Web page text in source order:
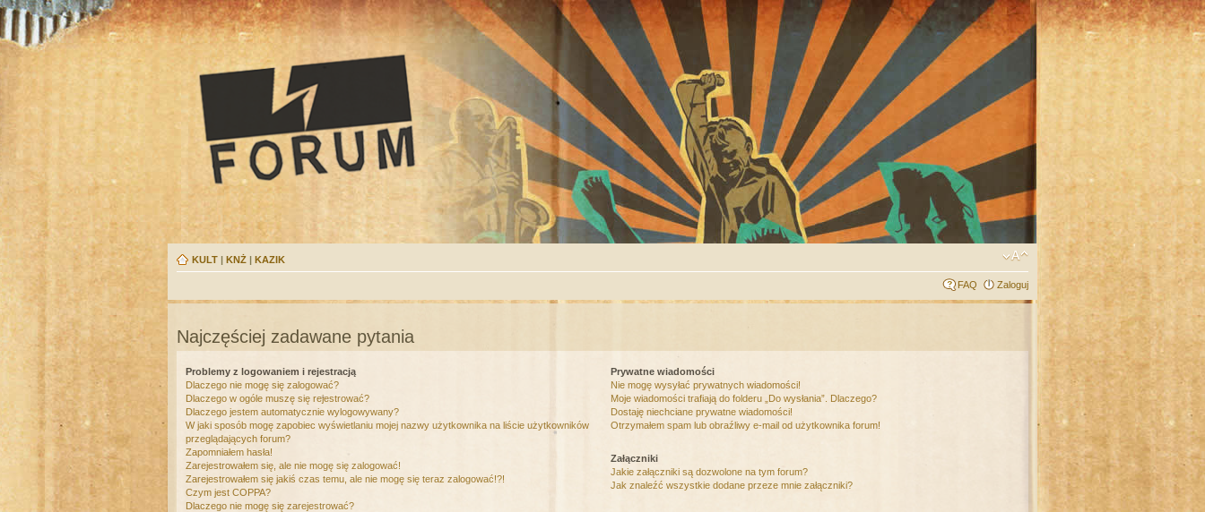
KULT | KNŻ | KAZIK
FAQ Zaloguj
Najczęściej zadawane pytania
Problemy z logowaniem i rejestracją
Dlaczego nie mogę się zalogować?
Dlaczego w ogóle muszę się rejestrować?
Dlaczego jestem automatycznie wylogowywany?
W jaki sposób mogę zapobiec wyświetlaniu mojej nazwy użytkownika na liście użytkowników
przeglądających forum?
Zapomniałem hasła!
Zarejestrowałem się, ale nie mogę się zalogować!
Zarejestrowałem się jakiś czas temu, ale nie mogę się teraz zalogować!?!
Czym jest COPPA?
Dlaczego nie mogę się zarejestrować?
Prywatne wiadomości
Nie mogę wysyłać prywatnych wiadomości!
Moje wiadomości trafiają do folderu „Do wysłania”. Dlaczego?
Dostaję niechciane prywatne wiadomości!
Otrzymałem spam lub obraźliwy e-mail od użytkownika forum!
Załączniki
Jakie załączniki są dozwolone na tym forum?
Jak znaleźć wszystkie dodane przeze mnie załączniki?